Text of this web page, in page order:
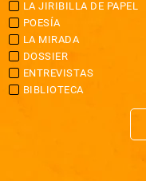
LA JIRIBILLA DE PAPEL
POESÍA
LA MIRADA
DOSSIER
ENTREVISTAS
BIBLIOTECA